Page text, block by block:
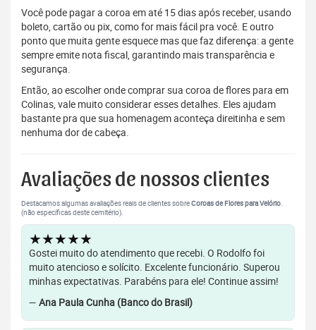
Você pode pagar a coroa em até 15 dias após receber, usando
boleto, cartão ou pix, como for mais fácil pra você. E outro
ponto que muita gente esquece mas que faz diferença: a gente
sempre emite nota fiscal, garantindo mais transparência e
segurança.
Então, ao escolher onde comprar sua coroa de flores para em
Colinas, vale muito considerar esses detalhes. Eles ajudam
bastante pra que sua homenagem aconteça direitinha e sem
nenhuma dor de cabeça.
Avaliações de nossos clientes
Destacamos algumas avaliações reais de clientes sobreCoroas de Flores para Velório.
(não específicas deste cemitério).
★★★★★
Gostei muito do atendimento que recebi. O Rodolfo foi
muito atencioso e solícito. Excelente funcionário. Superou
minhas expectativas. Parabéns para ele! Continue assim!
— Ana Paula Cunha (Banco do Brasil)